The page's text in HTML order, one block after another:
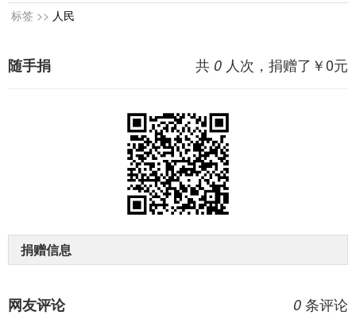
标签 >> 人民
共 0 人次，捐赠了￥0元
随手捐
捐赠信息
0 条评论
网友评论